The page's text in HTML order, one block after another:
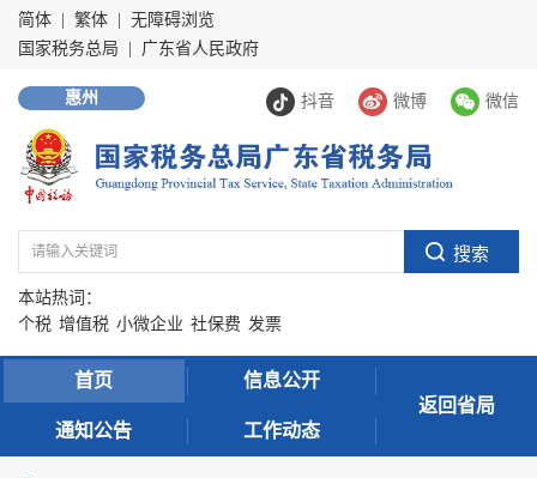
简体 繁体
无障碍浏览
国家税务总局
广东省人民政府
抖音 微博 微信
惠州
本站热词：
个税 增值税 小微企业 社保费 发票
首页 信息公开
通知公告 工作动态
返回省局